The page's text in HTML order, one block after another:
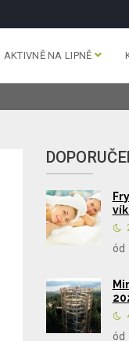
AKTIVNĚ NA LIPNĚ
ód
ód